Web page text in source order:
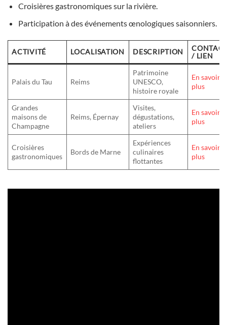
Croisières gastronomiques sur la rivière.
Participation à des événements œnologiques saisonniers.
ACTIVITÉ LOCALISATION DESCRIPTION
/ LIEN
Palais du Tau Reims
Patrimoine
UNESCO,
histoire royale
En savoir
plus
Grandes
maisons de
Champagne
Reims, Épernay
Visites,
dégustations,
ateliers
En savoir
plus
Croisières
gastronomiques
Bords de Marne
Expériences
culinaires
flottantes
En savoir
plus